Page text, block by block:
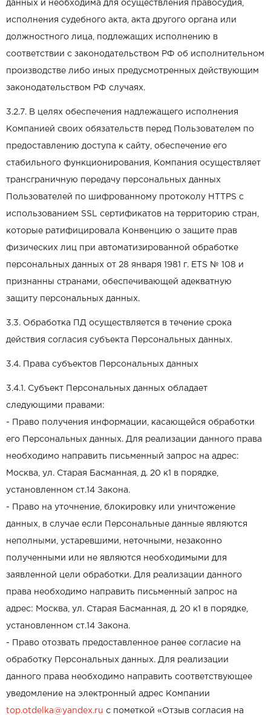
данных и необходима для осуществления правосудия,
исполнения судебного акта, акта другого органа или
должностного лица, подлежащих исполнению в
соответствии с законодательством РФ об исполнительном
производстве либо иных предусмотренных действующим
законодательством РФ случаях.
3.2.7. В целях обеспечения надлежащего исполнения
Компанией своих обязательств перед Пользователем по
предоставлению доступа к сайту, обеспечение его
стабильного функционирования, Компания осуществляет
трансграничную передачу персональных данных
Пользователей по шифрованному протоколу HTTPS с
использованием SSL сертификатов на территорию стран,
которые ратифицировала Конвенцию о защите прав
физических лиц при автоматизированной обработке
персональных данных от 28 января 1981 г. ETS № 108 и
признанны странами, обеспечивающей адекватную
защиту персональных данных.
3.3. Обработка ПД осуществляется в течение срока
действия согласия субъекта Персональных данных.
3.4. Права субъектов Персональных данных
3.4.1. Субъект Персональных данных обладает
следующими правами:
- Право получения информации, касающейся обработки
его Персональных данных. Для реализации данного права
необходимо направить письменный запрос на адрес:
Москва, ул. Старая Басманная, д. 20 к1 в порядке,
установленном ст.14 Закона.
- Право на уточнение, блокировку или уничтожение
данных, в случае если Персональные данные являются
неполными, устаревшими, неточными, незаконно
полученными или не являются необходимыми для
заявленной цели обработки. Для реализации данного
права необходимо направить письменный запрос на
адрес: Москва, ул. Старая Басманная, д. 20 к1 в порядке,
установленном ст.14 Закона.
- Право отозвать предоставленное ранее согласие на
обработку Персональных данных. Для реализации
данного права необходимо направить соответствующее
уведомление на электронный адрес Компании
top.otdelka@yandex.ru с пометкой «Отзыв согласия на